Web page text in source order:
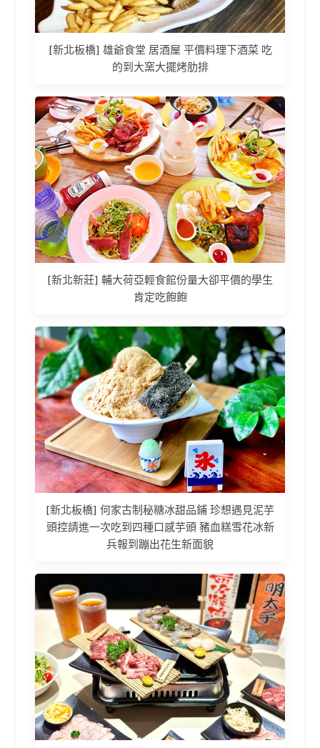
[新北板橋] 雄爺食堂 居酒屋 平價料理下酒菜 吃
的到大窯大擺烤肋排
[新北新莊] 輔大荷亞輕食館份量大卻平價的學生
肯定吃飽飽
[新北板橋] 何家古制秘糖冰甜品鋪 珍想遇見泥芋
頭控請進一次吃到四種口感芋頭 豬血糕雪花冰新
兵報到蹦出花生新面貌